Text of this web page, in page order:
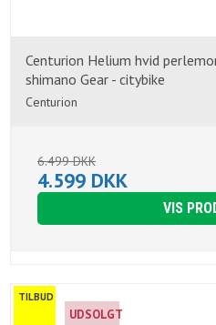
Centurion Helium hvid
shimano Gear - citybike
Centurion
6.499 DKK
4.599 DKK
VIS
TILBUD
UDSOLGT